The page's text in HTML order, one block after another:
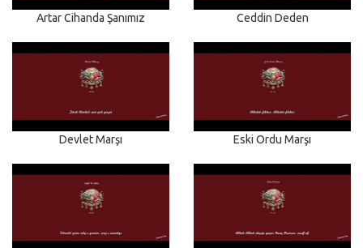
Artar Cihanda Şanımız Ceddin Deden
Devlet Marşı Eski Ordu Marşı